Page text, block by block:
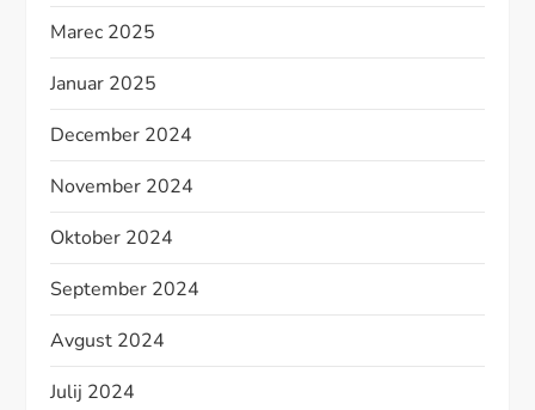
Marec 2025
Januar 2025
December 2024
November 2024
Oktober 2024
September 2024
Avgust 2024
Julij 2024